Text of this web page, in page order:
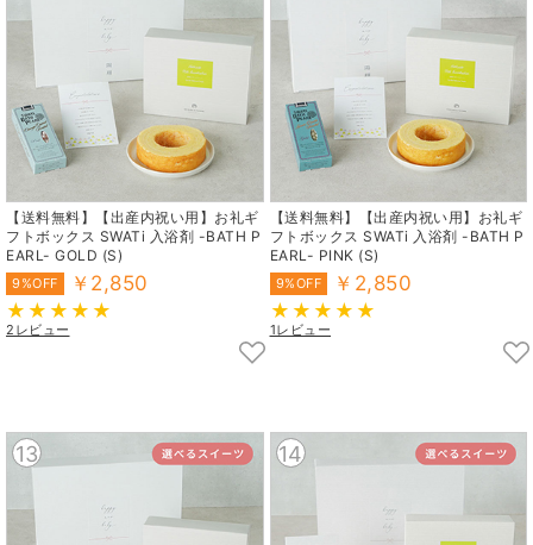
【送料無料】【出産内祝い用】お礼ギ
フトボックス SWATi 入浴剤 -BATH P
EARL- GOLD (S)
9%OFF ￥2,850
2レビュー
【送料無料】【出産内祝い用】お礼ギ
フトボックス SWATi 入浴剤 -BATH P
EARL- PINK (S)
9%OFF ￥2,850
1レビュー
13 14